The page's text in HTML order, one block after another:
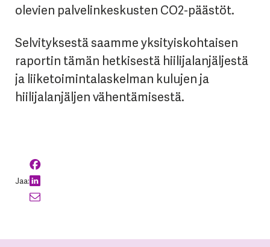
olevien palvelinkeskusten CO2-päästöt.
Selvityksestä saamme yksityiskohtaisen
raportin tämän hetkisestä hiilijalanjäljestä
ja liiketoimintalaskelman kulujen ja
hiilijalanjäljen vähentämisestä.
Jaa: